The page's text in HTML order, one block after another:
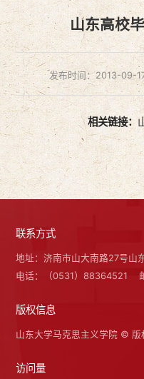
山东高校
发布时间：2013-09-
相关链接：
联系方式
地址：济南市山大南路27号山
电话：（0531）88364521
版权信息
山东大学马克思主义学院 © 版
访问量